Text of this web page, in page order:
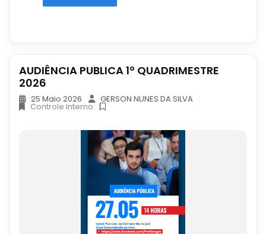
AUDIÊNCIA PUBLICA 1º QUADRIMESTRE
2026
25 Maio 2026 GERSON NUNES DA SILVA
Controle Interno